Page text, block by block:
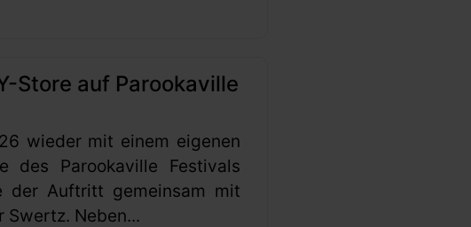
Store auf Parookaville
wieder mit einem eigenen
des Parookaville Festivals
der Auftritt gemeinsam mit
Swertz. Neben...